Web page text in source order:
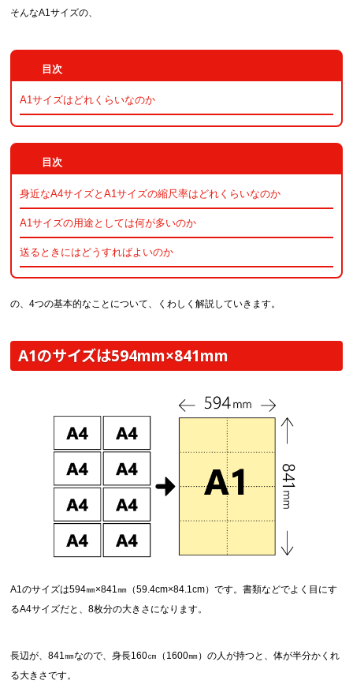
そんなA1サイズの、
A1サイズはどれくらいなのか
身近なA4サイズとA1サイズの縮尺率はどれくらいなのか
A1サイズの用途としては何が多いのか
送るときにはどうすればよいのか
の、4つの基本的なことについて、くわしく解説していきます。
A1のサイズは594mm×841mm
A1のサイズは594㎜×841㎜（59.4cm×84.1cm）です。書類などでよく目にす
るA4サイズだと、8枚分の大きさになります。
長辺が、841㎜なので、身長160㎝（1600㎜）の人が持つと、体が半分かくれ
る大きさです。
入稿
データ
校正・印刷
発送・配送
変更・キャンセル
商品別のよくある質問
折り加工
中綴じ冊子
季節商品
封筒／クリアファイル